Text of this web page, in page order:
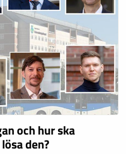
och hur ska
den?